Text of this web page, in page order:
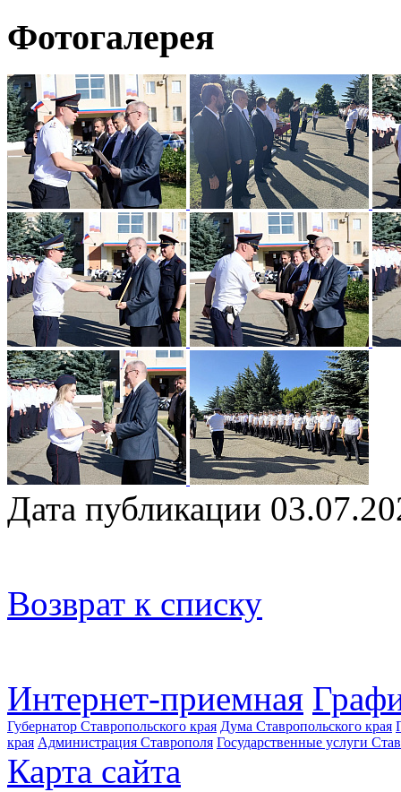
Фотогалерея
Дата публикации
Возврат к списку
Интернет-приемная
Губернатор Ставропольского края Дума Ставропольского края
края Администрация Ставрополя Государственные услуги
Карта сайта